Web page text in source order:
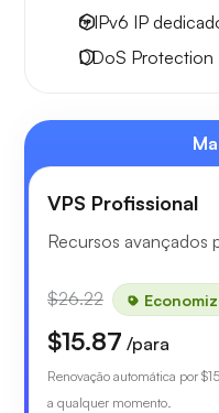
6 IPv6 IP
DDoS Protection
VPS Profissional
Recursos avançados
$26.22
$15.87 /para
Renovação automática por
a qualquer momento.